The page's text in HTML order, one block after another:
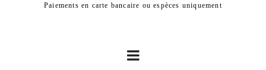
Paiements en carte bancaire ou espèces uniquement